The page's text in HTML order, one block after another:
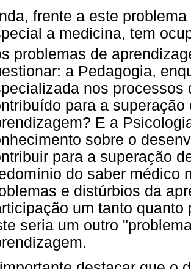
frente a este
a medicina, tem
problemas de
a Pedagogia,
nos processos
para a
E a
sobre o
para a superação
do saber médico
e distúrbios da
um tanto
seria um outro